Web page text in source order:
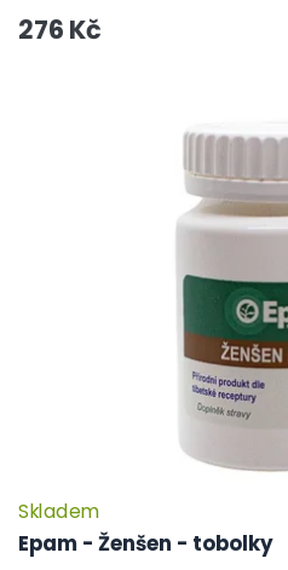
276 Kč
Epam - Ženšen - tobolky
Skladem